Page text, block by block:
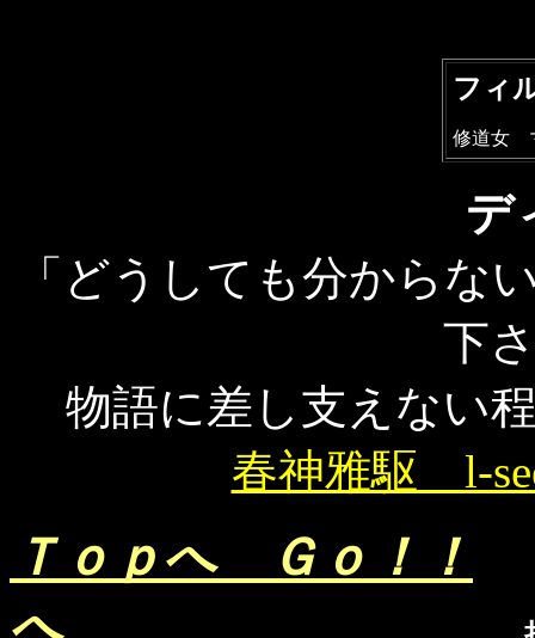
フィ
修道女
デ
「どうしても分からな
下
物語に差し支えない
春神雅駆 l-
Ｔｏｐへ Ｇｏ！！
へ